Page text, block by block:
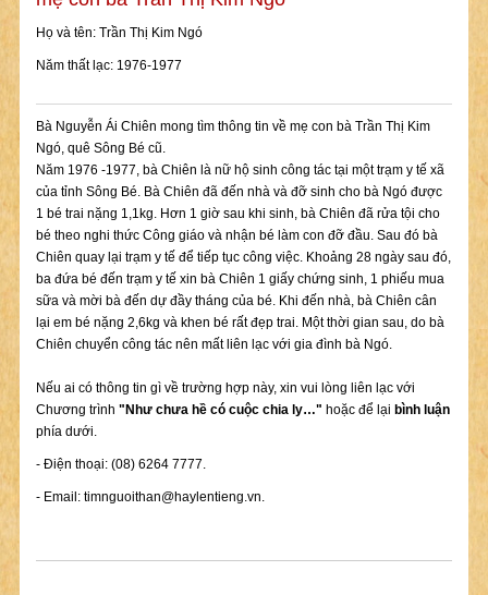
Họ và tên: Trần Thị Kim Ngó
Năm thất lạc: 1976-1977
Bà Nguyễn Ái Chiên mong tìm thông tin về mẹ con bà Trần Thị Kim
Ngó, quê Sông Bé cũ.
Năm 1976 -1977, bà Chiên là nữ hộ sinh công tác tại một trạm y tế xã
của tỉnh Sông Bé. Bà Chiên đã đến nhà và đỡ sinh cho bà Ngó được
1 bé trai nặng 1,1kg. Hơn 1 giờ sau khi sinh, bà Chiên đã rửa tội cho
bé theo nghi thức Công giáo và nhận bé làm con đỡ đầu. Sau đó bà
Chiên quay lại trạm y tế để tiếp tục công việc. Khoảng 28 ngày sau đó,
ba đứa bé đến trạm y tế xin bà Chiên 1 giấy chứng sinh, 1 phiếu mua
sữa và mời bà đến dự đầy tháng của bé. Khi đến nhà, bà Chiên cân
lại em bé nặng 2,6kg và khen bé rất đẹp trai. Một thời gian sau, do bà
Chiên chuyển công tác nên mất liên lạc với gia đình bà Ngó.
Nếu ai có thông tin gì về trường hợp này, xin vui lòng liên lạc với
Chương trình "Như chưa hề có cuộc chia ly…" hoặc để lại bình luận
phía dưới.
- Điện thoại: (08) 6264 7777.
- Email: timnguoithan@haylentieng.vn.